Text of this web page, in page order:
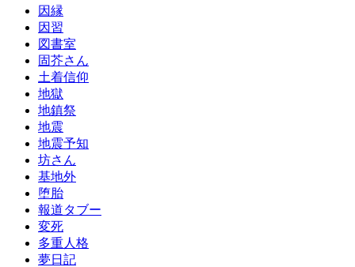
因縁
因習
図書室
固芥さん
土着信仰
地獄
地鎮祭
地震
地震予知
坊さん
基地外
堕胎
報道タブー
変死
多重人格
夢日記